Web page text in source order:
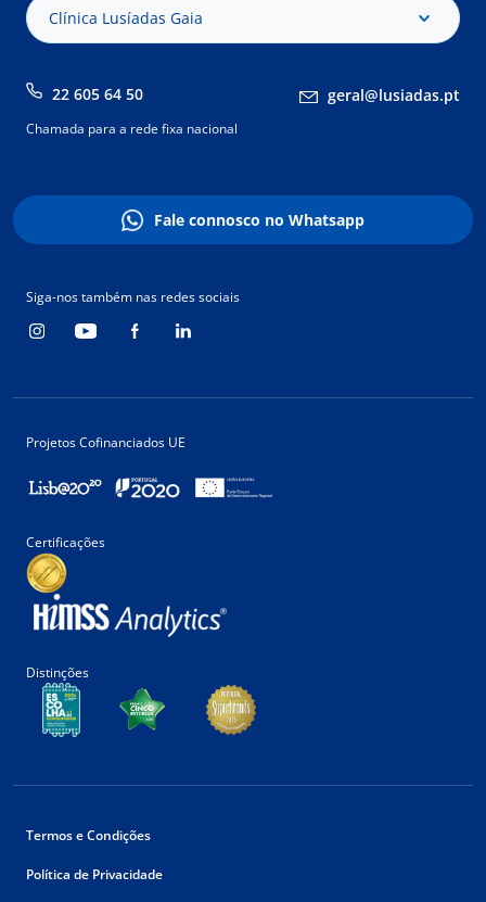
Clínica Lusíadas Gaia
22 605 64 50 geral@lusiadas.pt
Chamada para a rede fixa nacional
Fale connosco no Whatsapp
Siga-nos também nas redes sociais
Projetos Cofinanciados UE
Certificações
Distinções
Termos e Condições
Política de Privacidade